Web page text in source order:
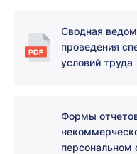
Сводная
проведения
условий труда
Формы
персональном